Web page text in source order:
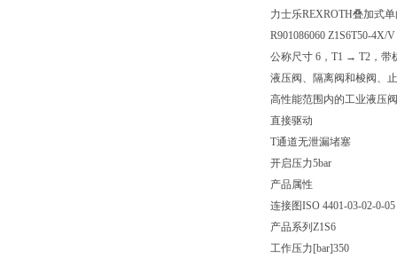
力士乐REXROTH叠加式
R901086060 Z1S6T50-4X/V
公称尺寸 6，T1 → T2，带
液压阀、隔离阀和梭阀、
高性能范围内的工业液压
直接驱动
T通道无泄漏堵塞
开启压力5bar
产品属性
连接图ISO 4401-03-02-0-05
产品系列 Z1S6
工作压力[bar]350